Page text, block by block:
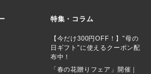
特集・コラム
【今だけ300円OFF！】"母の
日ギフト"に使えるクーポン配
布中！
「春の花贈りフェア」開催｜